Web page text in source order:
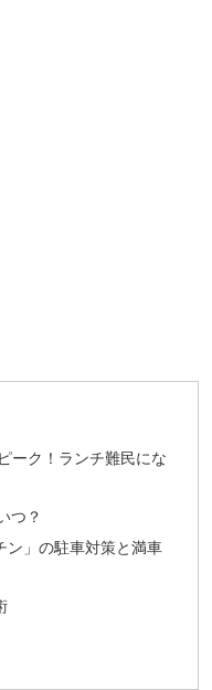
ーク！ランチ難民にな
つ？
ン」の駐車対策と満車